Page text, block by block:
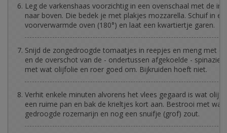
Leg de varkenshaas voorzichtig in een ovenschaal met de
naar boven. Die bedek je met plakjes mozzarella. Schuif in
voorverwarmde oven (180°) en laat een kwartiertje garen.
Snijd de zongedroogde tomaatjes in reepjes en meng met
en de overschot van de - ondertussen afgekoelde - spinazie.
met wat olijfolie en roer goed om. Bijkruiden hoeft niet.
Verhit enkele minuten alvorens het vlees gegaard is wat
een ruime pan en bak de krieltjes kort aan. Bestrooi met wat
gedroogde rozemarijn en nog een snuifje (grof) zout.